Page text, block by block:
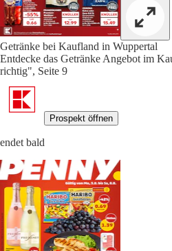
Getränke bei Kaufland in Wuppertal
Entdecke das Getränke Angebot im
richtig", Seite 9
Prospekt öffnen
endet bald